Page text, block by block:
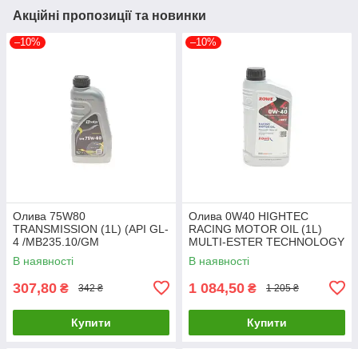
Акційні пропозиції та новинки
–10%
Олива 75W80
TRANSMISSION (1L) (API GL-
4 /MB235.10/GM
1940182/FORD WSD
M2C200-D) SOLGY 504035
В наявності
307,80 ₴ 342 ₴
Купити
–10%
Олива 0W40 HIGHTEC
RACING MOTOR OIL (1L)
MULTI-ESTER TECHNOLOGY
ROWE 20092-0010-99 UA61
В наявності
1 084,50 ₴ 1 205 ₴
Купити